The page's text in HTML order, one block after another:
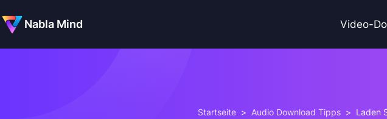
Nabla Mind Video-
Startseite > Audio Download Tipps > Laden